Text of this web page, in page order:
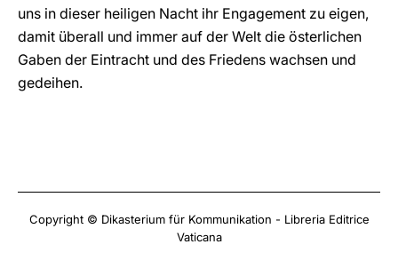
uns in dieser heiligen Nacht ihr Engagement zu eigen,
damit überall und immer auf der Welt die österlichen
Gaben der Eintracht und des Friedens wachsen und
gedeihen.
Copyright © Dikasterium für Kommunikation - Libreria Editrice
Vaticana